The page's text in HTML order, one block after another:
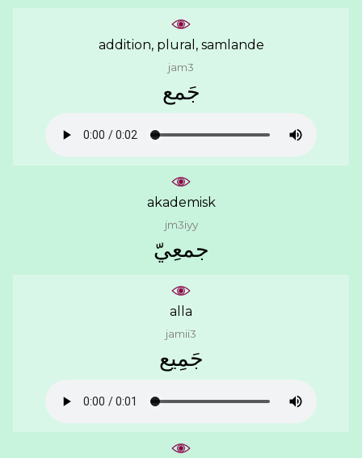
addition, plural, samlande
jam3
ﺟَﻤﻊ
akademisk
jm3iyy
ﺟﻤﻌِﻲّ
alla
jamii3
ﺟَﻤِﻴﻊ